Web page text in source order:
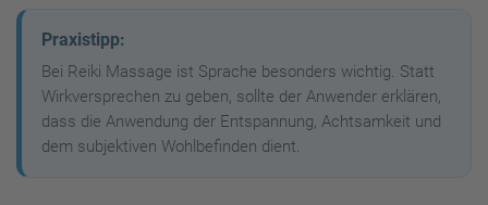
Praxistipp:
Bei Reiki Massage ist Sprache besonders wichtig. Statt
Wirkversprechen zu geben, sollte der Anwender erklären,
dass die Anwendung der Entspannung, Achtsamkeit und
dem subjektiven Wohlbefinden dient.